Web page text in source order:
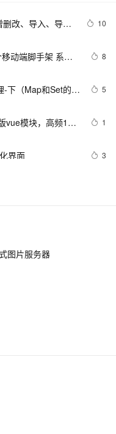
改、导入、导
10
动端脚手架 系列
8
-下（Map和Set的处
5
vue模块，高频17
1
界面 3
真实 DOM 是如何
图片服务器